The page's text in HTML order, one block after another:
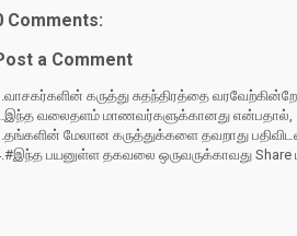
Comments:
a Comment
கருத்து சுதந்திரத்தை
வலைதளம் மாணவர்களுக்கானது என்பதால்,
மேலான கருத்துக்களை தவறாது
பயனுள்ள தகவலை ஒருவருக்காவது